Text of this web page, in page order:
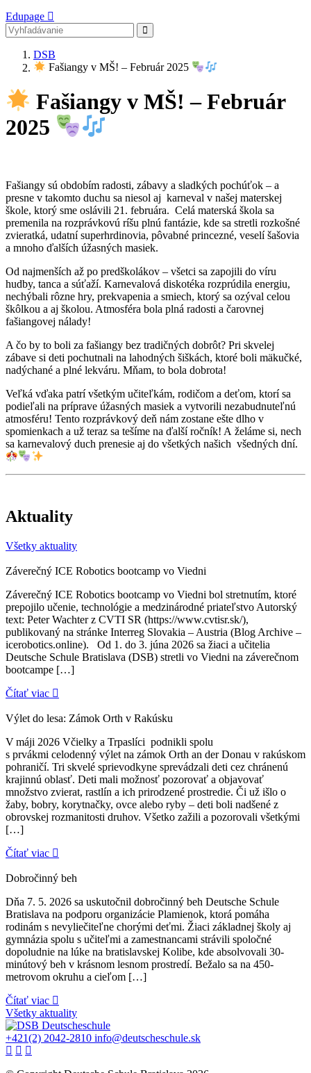
Edupage
DSB
Fašiangy v MŠ! – Február 2025
Fašiangy v MŠ! – Február
2025
Fašiangy sú obdobím radosti, zábavy a sladkých pochúťok – a
presne v takomto duchu sa niesol aj karneval v našej materskej
škole, ktorý sme oslávili 21. februára. Celá materská škola sa
premenila na rozprávkovú ríšu plnú fantázie, kde sa stretli rozkošné
zvieratká, udatní superhrdinovia, pôvabné princezné, veselí šašovia
a mnoho ďalších úžasných masiek.
Od najmenších až po predškolákov – všetci sa zapojili do víru
hudby, tanca a súťaží. Karnevalová diskotéka rozprúdila energiu,
nechýbali rôzne hry, prekvapenia a smiech, ktorý sa ozýval celou
škôlkou a aj školou. Atmosféra bola plná radosti a čarovnej
fašiangovej nálady!
A čo by to boli za fašiangy bez tradičných dobrôt? Pri skvelej
zábave si deti pochutnali na lahodných šiškách, ktoré boli mäkučké,
nadýchané a plné lekváru. Mňam, to bola dobrota!
Veľká vďaka patrí všetkým učiteľkám, rodičom a deťom, ktorí sa
podieľali na príprave úžasných masiek a vytvorili nezabudnuteľnú
atmosféru! Tento rozprávkový deň nám zostane ešte dlho v
spomienkach a už teraz sa tešíme na ďalší ročník! A želáme si, nech
sa karnevalový duch prenesie aj do všetkých našich všedných dní.
Aktuality
Všetky aktuality
Záverečný ICE Robotics bootcamp vo Viedni
Záverečný ICE Robotics bootcamp vo Viedni bol stretnutím, ktoré
prepojilo učenie, technológie a medzinárodné priateľstvo Autorský
text: Peter Wachter z CVTI SR (https://www.cvtisr.sk/),
publikovaný na stránke Interreg Slovakia – Austria (Blog Archive –
icerobotics.online). Od 1. do 3. júna 2026 sa žiaci a učitelia
Deutsche Schule Bratislava (DSB) stretli vo Viedni na záverečnom
bootcampe […]
Čítať viac
Výlet do lesa: Zámok Orth v Rakúsku
V máji 2026 Včielky a Trpaslíci podnikli spolu
s prvákmi celodenný výlet na zámok Orth an der Donau v rakúskom
pohraničí. Tri skvelé sprievodkyne sprevádzali deti cez chránenú
krajinnú oblasť. Deti mali možnosť pozorovať a objavovať
množstvo zvierat, rastlín a ich prirodzené prostredie. Či už išlo o
žaby, bobry, korytnačky, ovce alebo ryby – deti boli nadšené z
obrovskej rozmanitosti druhov. Všetko zažili a pozorovali všetkými
[…]
Čítať viac
Dobročinný beh
Dňa 7. 5. 2026 sa uskutočnil dobročinný beh Deutsche Schule
Bratislava na podporu organizácie Plamienok, ktorá pomáha
rodinám s nevyliečiteľne chorými deťmi. Žiaci základnej školy aj
gymnázia spolu s učiteľmi a zamestnancami strávili spoločné
dopoludnie na lúke na bratislavskej Kolibe, kde absolvovali 30-
minútový beh v krásnom lesnom prostredí. Bežalo sa na 450-
metrovom okruhu a cieľom […]
Čítať viac
Všetky aktuality
+421(2) 2042-2810 info@deutscheschule.sk